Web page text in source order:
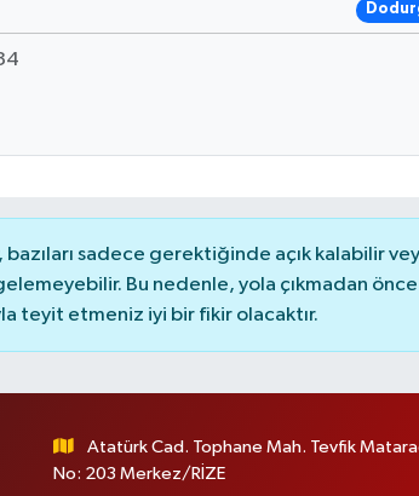
sadece gerektiğinde açık kalabilir
Bu nedenle, yola çıkmadan önce
teyit etmeniz iyi bir fikir olacaktır.
Atatürk Cad. Tophane Mah. Tevfik
No: 203 Merkez/RİZE